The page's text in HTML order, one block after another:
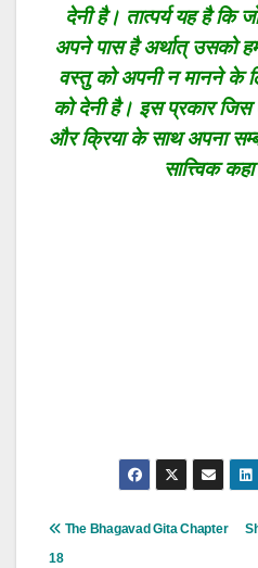
देनी है। तात्पर्य यह है कि
अपने पास है अर्थात् उसको
वस्तु को अपनी न मानने के
को देनी है। इस प्रकार
और क्रिया के साथ अपना
सात्त्विक
Post
Navigation
The Bhagavad Gita Chapter
18